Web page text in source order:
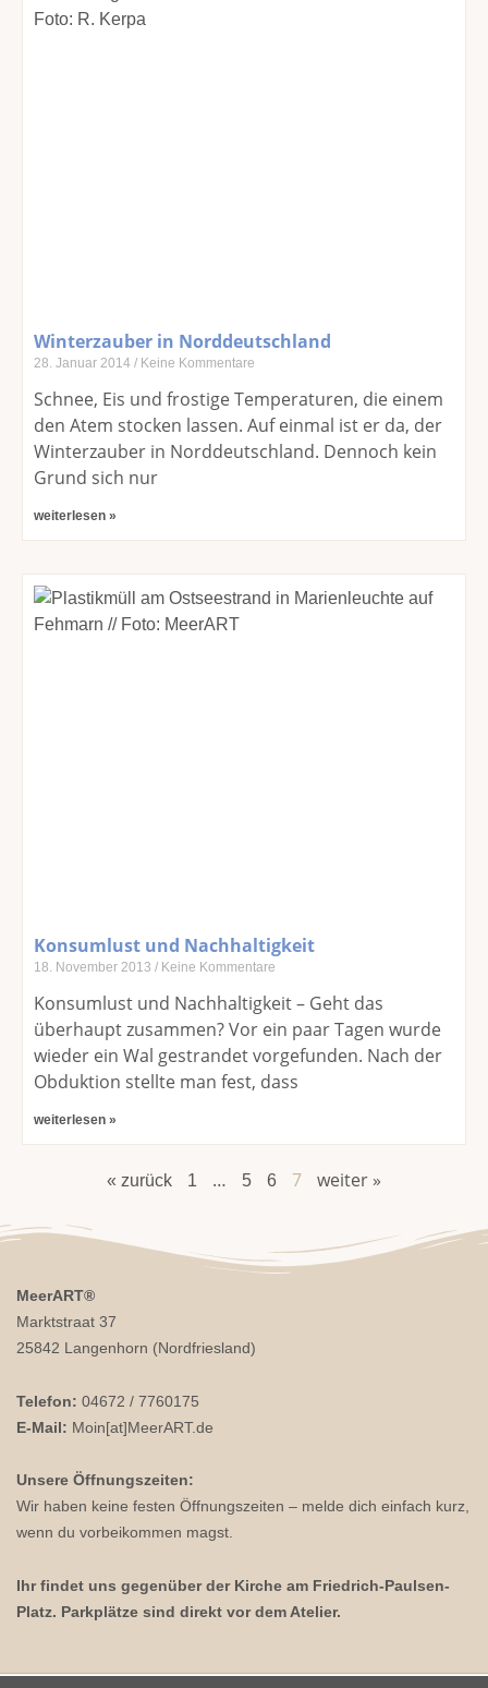
Winterzauber in Norddeutschland
28. Januar 2014 Keine Kommentare
Schnee, Eis und frostige Temperaturen, die einem
den Atem stocken lassen. Auf einmal ist er da, der
Winterzauber in Norddeutschland. Dennoch kein
Grund sich nur
weiterlesen »
Konsumlust und Nachhaltigkeit
18. November 2013 Keine Kommentare
Konsumlust und Nachhaltigkeit – Geht das
überhaupt zusammen? Vor ein paar Tagen wurde
wieder ein Wal gestrandet vorgefunden. Nach der
Obduktion stellte man fest, dass
weiterlesen »
« zurück 1 … 5 6 7 weiter »
MeerART®
Marktstraat 37
25842 Langenhorn (Nordfriesland)
Telefon: 04672 / 7760175
E-Mail: Moin[at]MeerART.de
Unsere Öffnungszeiten:
Wir haben keine festen Öffnungszeiten – melde dich einfach kurz,
wenn du vorbeikommen magst.
Ihr findet uns gegenüber der Kirche am Friedrich-Paulsen-
Platz. Parkplätze sind direkt vor dem Atelier.